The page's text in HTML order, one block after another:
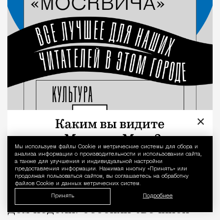
Уведомление
Мы используем файлы Сookie и метрические системы для сбора и
анализа информации о производительности и использовании сайта,
а также для улучшения и индивидуальной настройки
предоставления информации. Нажимая кнопку «Принять» или
продолжая пользоваться сайтом, вы соглашаетесь на обработку
файлов Cookie и данных метрических систем.
Принять Подробнее
Дом недели: особняк Свечиной —
×